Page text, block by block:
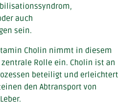
auch
sein.
Cholin nimmt in diesem
Rolle ein. Cholin ist an
beteiligt und erleichtert
den Abtransport von